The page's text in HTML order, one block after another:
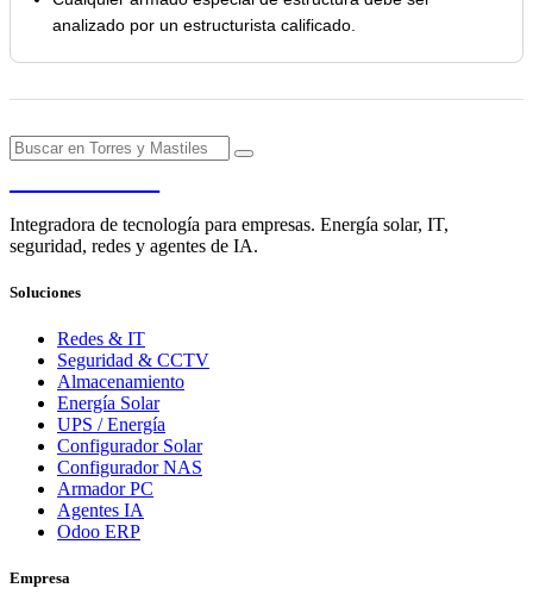
analizado por un estructurista calificado.
Integradora de tecnología para empresas. Energía solar, IT,
seguridad, redes y agentes de IA.
Soluciones
Redes & IT
Seguridad & CCTV
Almacenamiento
Energía Solar
UPS / Energía
Configurador Solar
Configurador NAS
Armador PC
Agentes IA
Odoo ERP
Empresa